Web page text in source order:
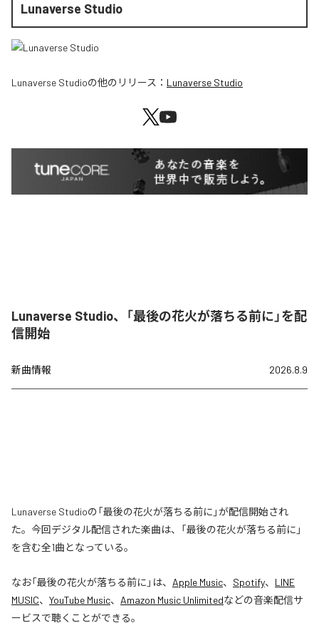
Lunaverse Studio
Lunaverse Studioの他のリリース： Lunaverse Studio
Lunaverse Studio、「最後の花火が落ちる前に」を配
信開始
新曲情報 2026.8.9
Lunaverse Studioの「最後の花火が落ちる前に」が配信開始され
た。今回デジタル配信された楽曲は、「最後の花火が落ちる前に」
を含む全1曲となっている。
なお「最後の花火が落ちる前に 」は、 Apple Music、 Spotify、 LINE
MUSIC、 YouTube Music、 Amazon Music Unlimitedなどの音楽配信サ
ービスで聴くことができる。